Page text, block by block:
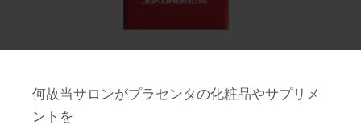
何故当サロンがプラセンタの化粧品やサプリメ
ントを